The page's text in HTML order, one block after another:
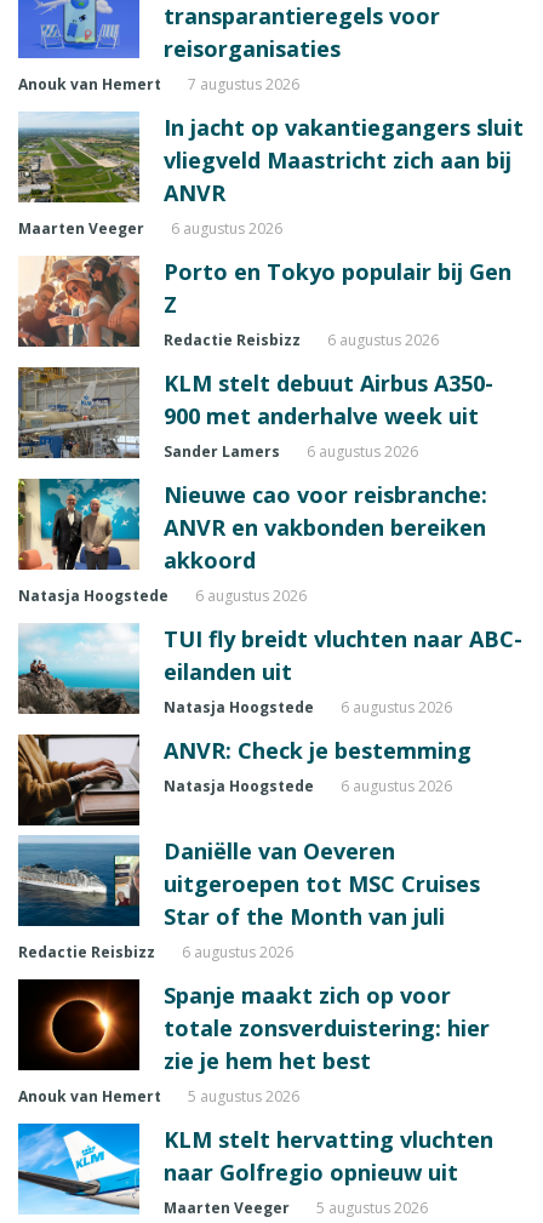
transparantieregels voor
reisorganisaties
Anouk van Hemert 7 augustus 2026
In jacht op vakantiegangers sluit
vliegveld Maastricht zich aan bij
ANVR
Maarten Veeger 6 augustus 2026
Porto en Tokyo populair bij Gen
Z
Redactie Reisbizz 6 augustus 2026
KLM stelt debuut Airbus A350-
900 met anderhalve week uit
Sander Lamers 6 augustus 2026
Nieuwe cao voor reisbranche:
ANVR en vakbonden bereiken
akkoord
Natasja Hoogstede 6 augustus 2026
TUI fly breidt vluchten naar ABC-
eilanden uit
Natasja Hoogstede 6 augustus 2026
ANVR: Check je bestemming
Natasja Hoogstede 6 augustus 2026
Daniëlle van Oeveren
uitgeroepen tot MSC Cruises
Star of the Month van juli
Redactie Reisbizz 6 augustus 2026
Spanje maakt zich op voor
totale zonsverduistering: hier
zie je hem het best
Anouk van Hemert 5 augustus 2026
KLM stelt hervatting vluchten
naar Golfregio opnieuw uit
Maarten Veeger 5 augustus 2026